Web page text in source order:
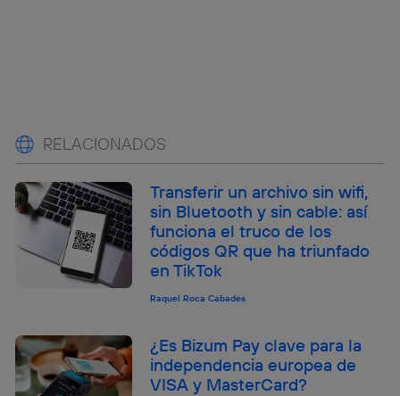
RELACIONADOS
Transferir un archivo sin wifi,
sin Bluetooth y sin cable: así
funciona el truco de los
códigos QR que ha triunfado
en TikTok
Raquel Roca Cabades
¿Es Bizum Pay clave para la
independencia europea de
VISA y MasterCard?